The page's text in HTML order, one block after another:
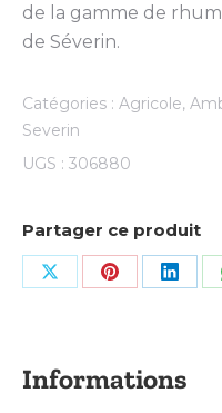
de la gamme de
de Séverin.
Catégories : Agricole,
Severin
UGS : 306880
Partager ce produit
Share Share Share